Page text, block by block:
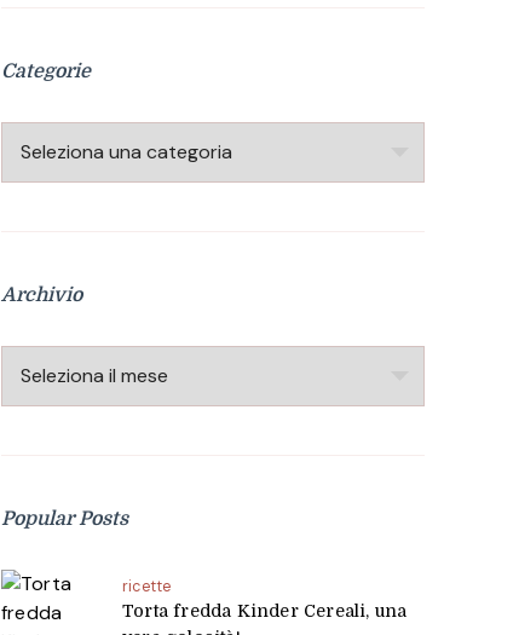
Categorie
Categorie
Archivio
Archivio
Popular Posts
ricette
Torta fredda Kinder Cereali, una